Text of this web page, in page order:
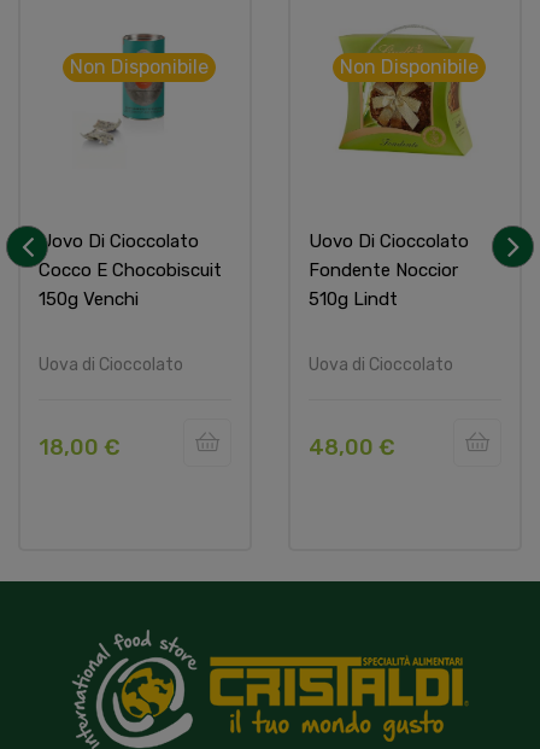
Uovo Di Cioccolato
Cocco E Chocobiscuit
150g Venchi
Uova di Cioccolato
Non Disponibile
18,00 €
Uovo Di Cioccolato
Fondente Noccior
510g Lindt
Uova di Cioccolato
Non Disponibile
48,00 €